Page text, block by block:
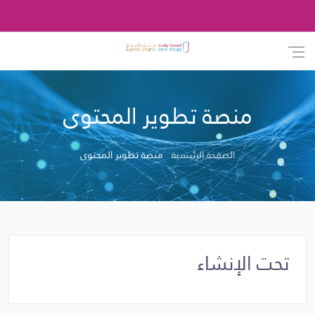
منصة تطوير المحتوى
الصفحة الرئيسية منصة تطوير المحتوى
تحت الإنشاء